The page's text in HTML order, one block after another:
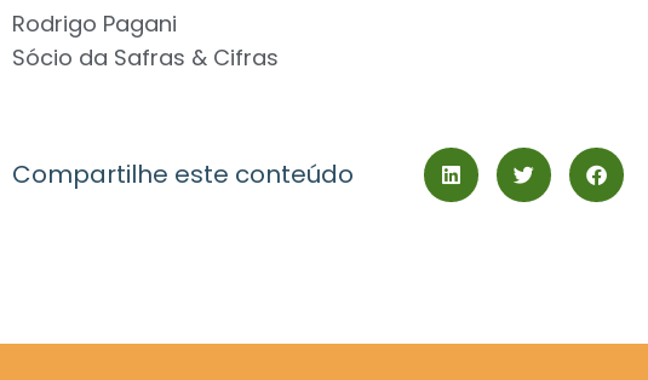
Rodrigo Pagani
Sócio da Safras & Cifras
Compartilhe este conteúdo